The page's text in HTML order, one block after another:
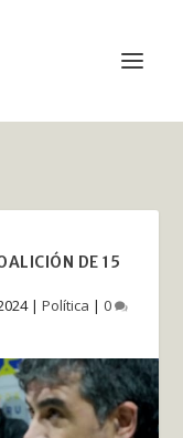
DE 15
| Política | 0